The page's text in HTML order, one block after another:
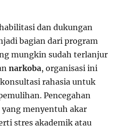
dan dukungan
bagian dari program
mungkin sudah terlanjur
narkoba, organisasi ini
rahasia untuk
Pencegahan
menyentuh akar
stres akademik atau